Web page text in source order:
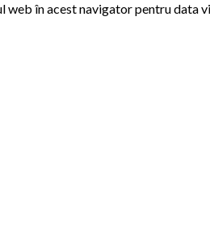
web în acest navigator pentru data